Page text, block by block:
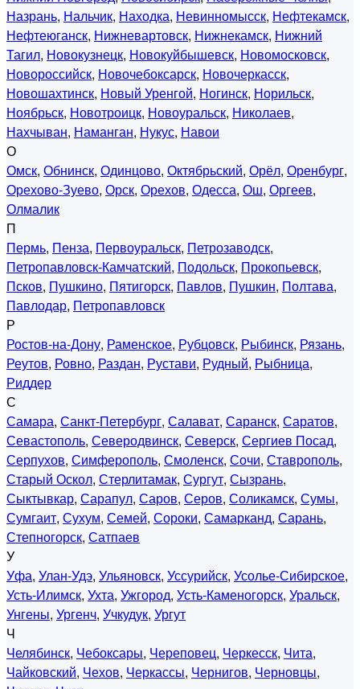
Назрань, Нальчик, Находка, Невинномысск, Нефтекамск,
Нефтеюганск, Нижневартовск, Нижнекамск, Нижний
Тагил, Новокузнецк, Новокуйбышевск, Новомосковск,
Новороссийск, Новочебоксарск, Новочеркасск,
Новошахтинск, Новый Уренгой, Ногинск, Норильск,
Ноябрьск, Новотроицк, Новоуральск, Николаев,
Нахчыван, Наманган, Нукус, Навои
О
Омск, Обнинск, Одинцово, Октябрьский, Орёл, Оренбург,
Орехово-Зуево, Орск, Орехов, Одесса, Ош, Оргеев,
Олмалик
П
Пермь, Пенза, Первоуральск, Петрозаводск,
Петропавловск-Камчатский, Подольск, Прокопьевск,
Псков, Пушкино, Пятигорск, Павлов, Пушкин, Полтава,
Павлодар, Петропавловск
Р
Ростов-на-Дону, Раменское, Рубцовск, Рыбинск, Рязань,
Реутов, Ровно, Раздан, Рустави, Рудный, Рыбница,
Риддер
С
Самара, Санкт-Петербург, Салават, Саранск, Саратов,
Севастополь, Северодвинск, Северск, Сергиев Посад,
Серпухов, Симферополь, Смоленск, Сочи, Ставрополь,
Старый Оскол, Стерлитамак, Сургут, Сызрань,
Сыктывкар, Сарапул, Саров, Серов, Соликамск, Сумы,
Сумгаит, Сухум, Семей, Сороки, Самарканд, Сарань,
Степногорск, Сатпаев
У
Уфа, Улан-Удэ, Ульяновск, Уссурийск, Усолье-Сибирское,
Усть-Илимск, Ухта, Ужгород, Усть-Каменогорск, Уральск,
Унгены, Ургенч, Учкудук, Ургут
Ч
Челябинск, Чебоксары, Череповец, Черкесск, Чита,
Чайковский, Чехов, Черкассы, Чернигов, Черновцы,